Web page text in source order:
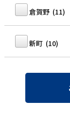
倉賀野 (11)
新町 (10)